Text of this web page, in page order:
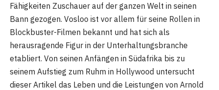
Fähigkeiten Zuschauer auf der ganzen Welt in seinen
Bann gezogen. Vosloo ist vor allem für seine Rollen in
Blockbuster-Filmen bekannt und hat sich als
herausragende Figur in der Unterhaltungsbranche
etabliert. Von seinen Anfängen in Südafrika bis zu
seinem Aufstieg zum Ruhm in Hollywood untersucht
dieser Artikel das Leben und die Leistungen von Arnold